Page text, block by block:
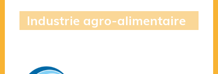
Industrie agro-alimentaire